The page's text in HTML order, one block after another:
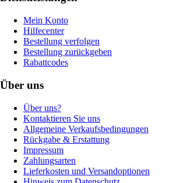
Mein Konto
Hilfecenter
Bestellung verfolgen
Bestellung zurückgeben
Rabattcodes
Über uns
Über uns?
Kontaktieren Sie uns
Allgemeine Verkaufsbedingungen
Rückgabe & Erstattung
Impressum
Zahlungsarten
Lieferkosten und Versandoptionen